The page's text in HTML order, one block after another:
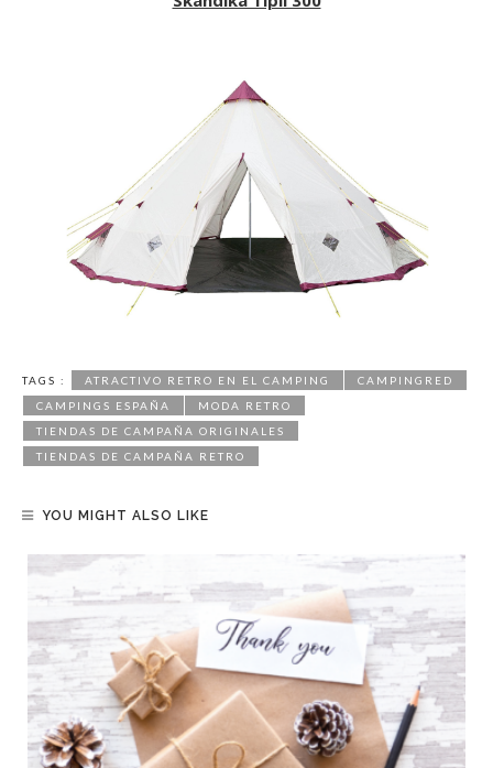
TAGS : ATRACTIVO RETRO EN EL CAMPING
CAMPINGRED
CAMPINGS ESPAÑA
MODA RETRO
TIENDAS DE CAMPAÑA ORIGINALES
TIENDAS DE CAMPAÑA RETRO
YOU MIGHT ALSO LIKE